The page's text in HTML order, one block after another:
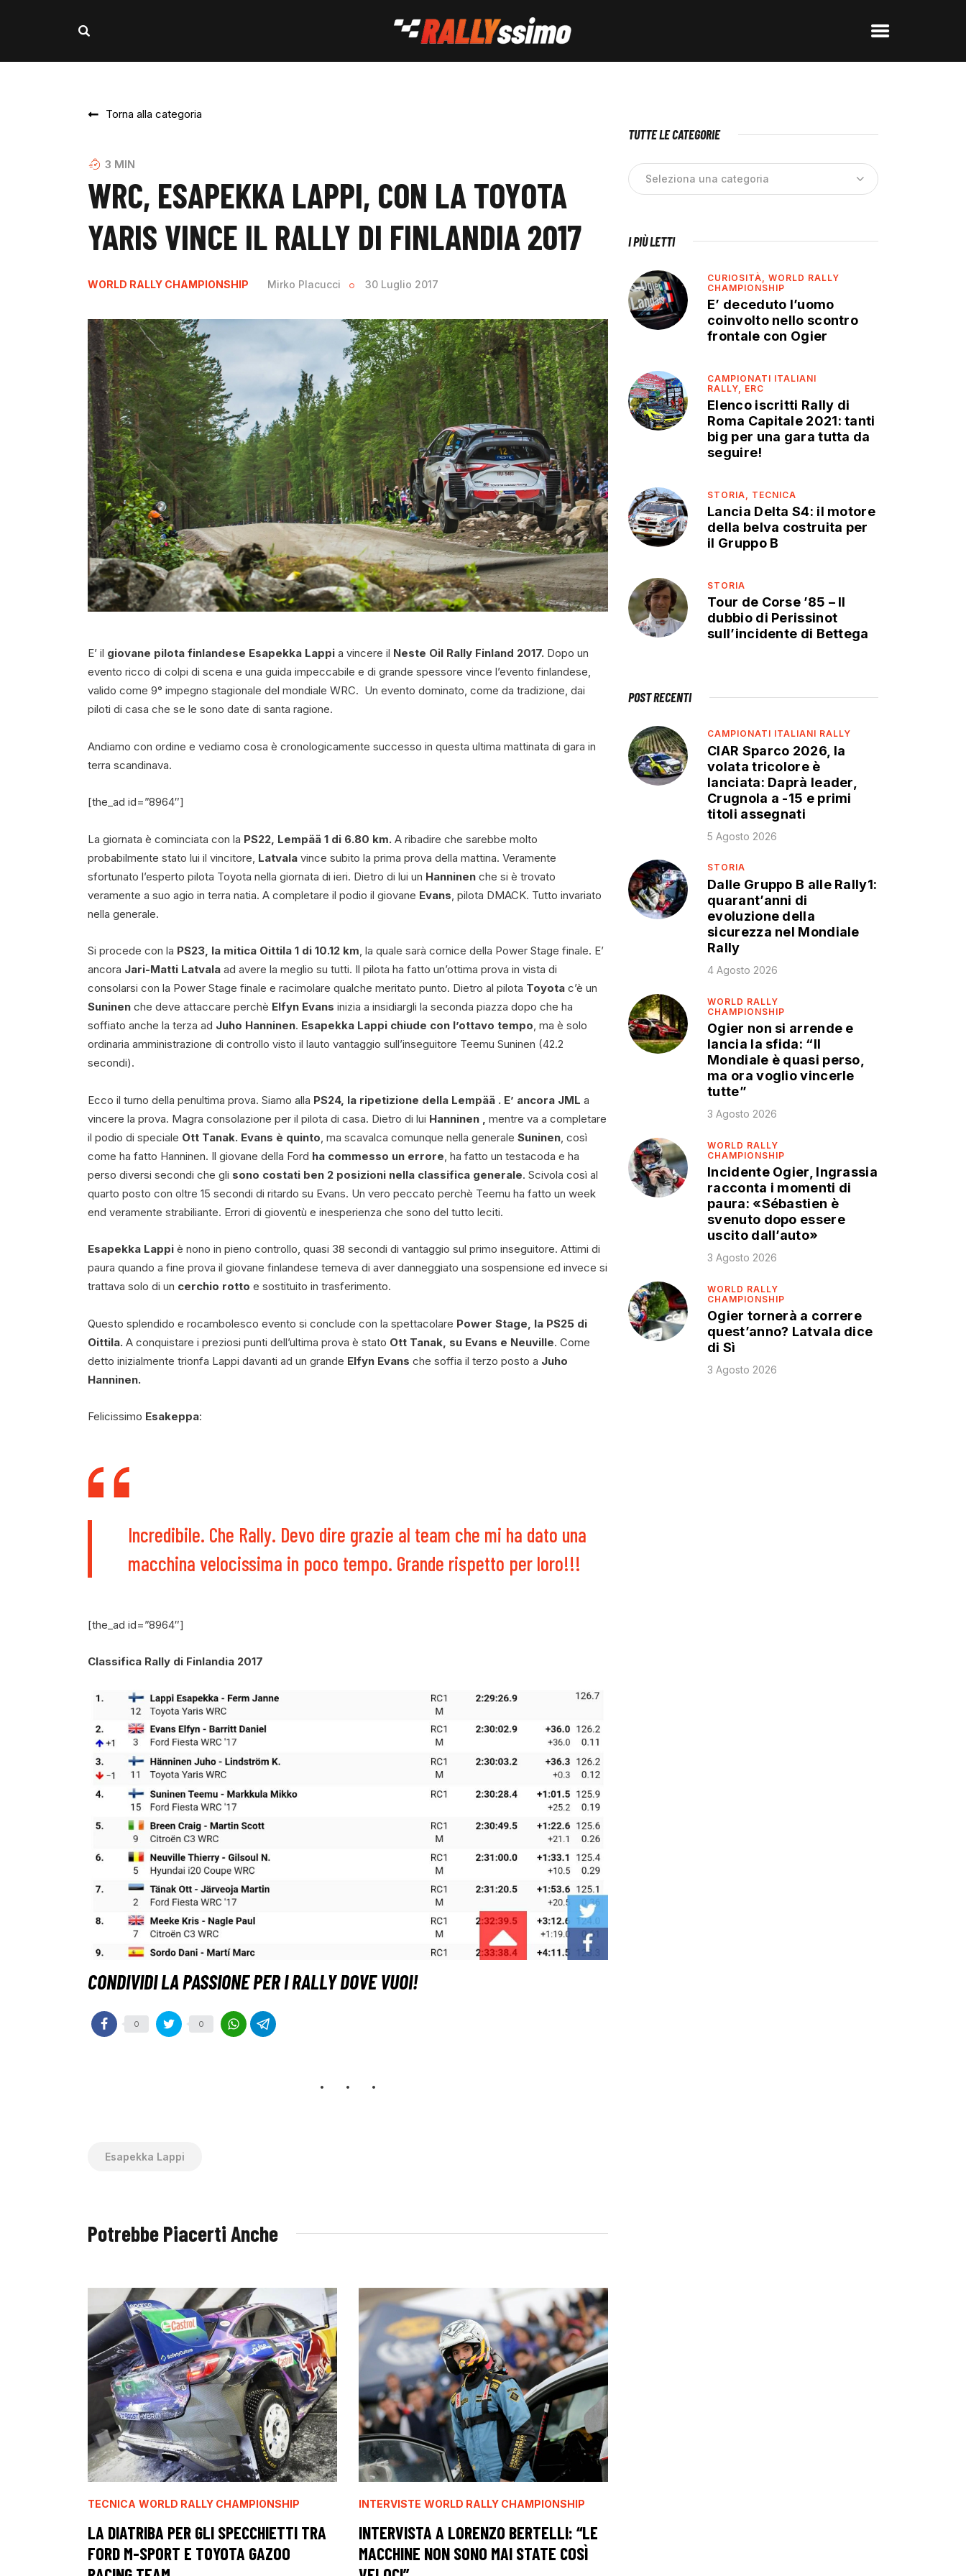
Torna alla categoria
3 MIN
WRC, ESAPEKKA LAPPI, CON LA TOYOTA
YARIS VINCE IL RALLY DI FINLANDIA 2017
WORLD RALLY CHAMPIONSHIP Mirko Placucci 30 Luglio 2017
E’ il giovane pilota finlandese Esapekka Lappi a vincere il Neste Oil Rally Finland 2017. Dopo un
evento ricco di colpi di scena e una guida impeccabile e di grande spessore vince l’evento finlandese,
valido come 9° impegno stagionale del mondiale WRC. Un evento dominato, come da tradizione, dai
piloti di casa che se le sono date di santa ragione.
Andiamo con ordine e vediamo cosa è cronologicamente successo in questa ultima mattinata di gara in
terra scandinava.
[the_ad id=”8964″]
La giornata è cominciata con la PS22, Lempää 1 di 6.80 km. A ribadire che sarebbe molto
probabilmente stato lui il vincitore, Latvala vince subito la prima prova della mattina. Veramente
sfortunato l’esperto pilota Toyota nella giornata di ieri. Dietro di lui un Hanninen che si è trovato
veramente a suo agio in terra natia. A completare il podio il giovane Evans, pilota DMACK. Tutto invariato
nella generale.
Si procede con la PS23, la mitica Oittila 1 di 10.12 km, la quale sarà cornice della Power Stage finale. E’
ancora Jari-Matti Latvala ad avere la meglio su tutti. Il pilota ha fatto un’ottima prova in vista di
consolarsi con la Power Stage finale e racimolare qualche meritato punto. Dietro al pilota Toyota c’è un
Suninen che deve attaccare perchè Elfyn Evans inizia a insidiargli la seconda piazza dopo che ha
soffiato anche la terza ad Juho Hanninen. Esapekka Lappi chiude con l’ottavo tempo, ma è solo
ordinaria amministrazione di controllo visto il lauto vantaggio sull’inseguitore Teemu Suninen (42.2
secondi).
Ecco il turno della penultima prova. Siamo alla PS24, la ripetizione della Lempää . E’ ancora JML a
vincere la prova. Magra consolazione per il pilota di casa. Dietro di lui Hanninen , mentre va a completare
il podio di speciale Ott Tanak. Evans è quinto, ma scavalca comunque nella generale Suninen, così
come ha fatto Hanninen. Il giovane della Ford ha commesso un errore, ha fatto un testacoda e ha
perso diversi secondi che gli sono costati ben 2 posizioni nella classifica generale. Scivola così al
quarto posto con oltre 15 secondi di ritardo su Evans. Un vero peccato perchè Teemu ha fatto un week
end veramente strabiliante. Errori di gioventù e inesperienza che sono del tutto leciti.
Esapekka Lappi è nono in pieno controllo, quasi 38 secondi di vantaggio sul primo inseguitore. Attimi di
paura quando a fine prova il giovane finlandese temeva di aver danneggiato una sospensione ed invece si
trattava solo di un cerchio rotto e sostituito in trasferimento.
Questo splendido e rocambolesco evento si conclude con la spettacolare Power Stage, la PS25 di
Oittila. A conquistare i preziosi punti dell’ultima prova è stato Ott Tanak, su Evans e Neuville. Come
detto inizialmente trionfa Lappi davanti ad un grande Elfyn Evans che soffia il terzo posto a Juho
Hanninen.
Felicissimo Esakeppa:
Incredibile. Che Rally. Devo dire grazie al team che mi ha dato una
macchina velocissima in poco tempo. Grande rispetto per loro!!!
[the_ad id=”8964″]
Classifica Rally di Finlandia 2017
0 0
Esapekka Lappi
Potrebbe Piacerti Anche
TECNICA WORLD RALLY CHAMPIONSHIP
LA DIATRIBA PER GLI SPECCHIETTI TRA
FORD M-SPORT E TOYOTA GAZOO
INTERVISTE WORLD RALLY CHAMPIONSHIP
INTERVISTA A LORENZO BERTELLI: “LE
MACCHINE NON SONO MAI STATE COSÌ
TUTTE LE CATEGORIE
I PIÙ LETTI
CURIOSITÀ,WORLD RALLY
CHAMPIONSHIP
E’ deceduto l’uomo
coinvolto nello scontro
frontale con Ogier
CAMPIONATI ITALIANI
RALLY, ERC
Elenco iscritti Rally di
Roma Capitale 2021: tanti
big per una gara tutta da
seguire!
STORIA, TECNICA
Lancia Delta S4: il motore
della belva costruita per
il Gruppo B
STORIA
Tour de Corse ’85 – Il
dubbio di Perissinot
sull’incidente di Bettega
POST RECENTI
CAMPIONATI ITALIANI RALLY
CIAR Sparco 2026, la
volata tricolore è
lanciata: Daprà leader,
Crugnola a -15 e primi
titoli assegnati
5 Agosto 2026
STORIA
Dalle Gruppo B alle Rally1:
quarant’anni di
evoluzione della
sicurezza nel Mondiale
Rally
4 Agosto 2026
WORLD RALLY
CHAMPIONSHIP
Ogier non si arrende e
lancia la sfida: “Il
Mondiale è quasi perso,
ma ora voglio vincerle
tutte”
3 Agosto 2026
WORLD RALLY
CHAMPIONSHIP
Incidente Ogier, Ingrassia
racconta i momenti di
paura: «Sébastien è
svenuto dopo essere
uscito dall’auto»
3 Agosto 2026
WORLD RALLY
CHAMPIONSHIP
Ogier tornerà a correre
quest’anno? Latvala dice
di Sì
3 Agosto 2026